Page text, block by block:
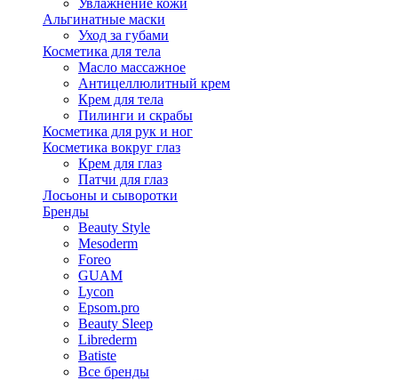
Увлажнение кожи
Альгинатные маски
Уход за губами
Косметика для тела
Масло массажное
Антицеллюлитный крем
Крем для тела
Пилинги и скрабы
Косметика для рук и ног
Косметика вокруг глаз
Крем для глаз
Патчи для глаз
Лосьоны и сыворотки
Бренды
Beauty Style
Mesoderm
Foreo
GUAM
Lycon
Epsom.pro
Beauty Sleep
Librederm
Batiste
Все бренды